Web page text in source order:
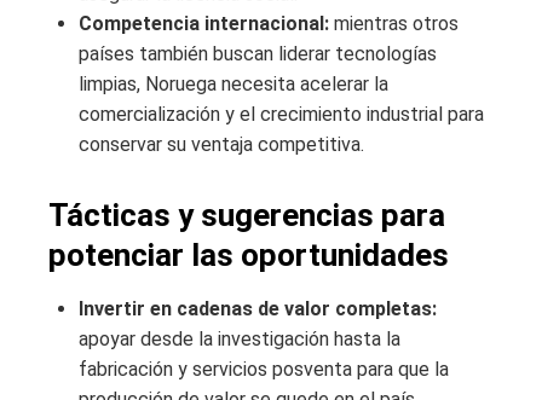
Competencia internacional: mientras otros
países también buscan liderar tecnologías
limpias, Noruega necesita acelerar la
comercialización y el crecimiento industrial para
conservar su ventaja competitiva.
Tácticas y sugerencias para
potenciar las oportunidades
Invertir en cadenas de valor completas:
apoyar desde la investigación hasta la
fabricación y servicios posventa para que la